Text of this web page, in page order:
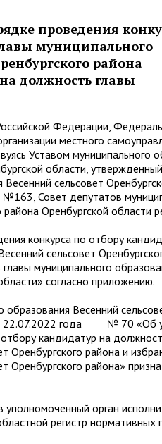
проведения
муниципального
района
должность главы
Федерации,
местного
Уставом муниципального
области,
сельсовет
Совет депутатов
Оренбургской области
конкурса по отбору
сельсовет
муниципального
согласно приложению.
Весенний
от 22.07.2022 года № 70 «Об
кандидатур на
Оренбургского района и
Оренбургского района»
орган
регистр нормативных